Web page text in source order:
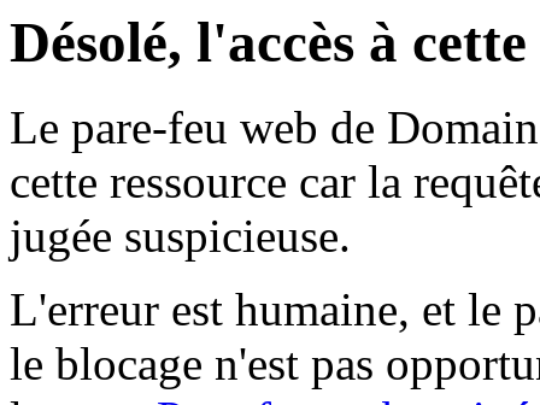
Désolé, l'accès à
Le pare-feu web de
cette ressource car la
jugée suspicieuse.
L'erreur est humaine, et le
le blocage n'est pas